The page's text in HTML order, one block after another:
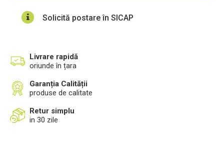
Solicită postare în SICAP
Livrare rapidă
oriunde în țara
Garanția Calității
produse de calitate
Retur simplu
in 30 zile